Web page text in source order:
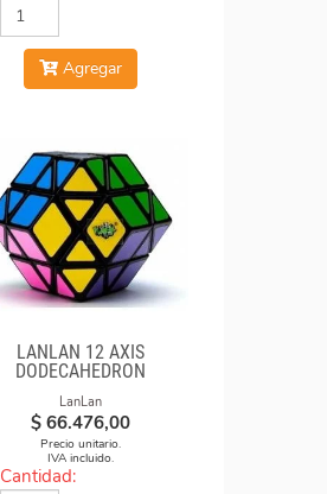
Agregar
LANLAN 12 AXIS
DODECAHEDRON
DIAMOND CUBE
LanLan
$ 66.476,00
Precio unitario.
IVA incluido.
Cantidad: